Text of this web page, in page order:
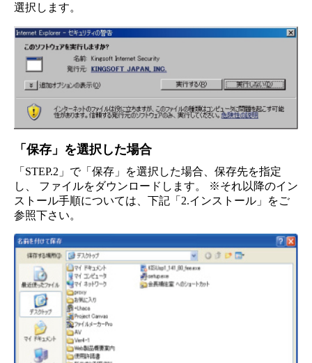
選択します。
「保存」を選択した場合
「STEP.2」で「保存」を選択した場合、保存先を指定
し、 ファイルをダウンロードします。 ※それ以降のイン
ストール手順については、下記「2.インストール」をご
参照下さい。